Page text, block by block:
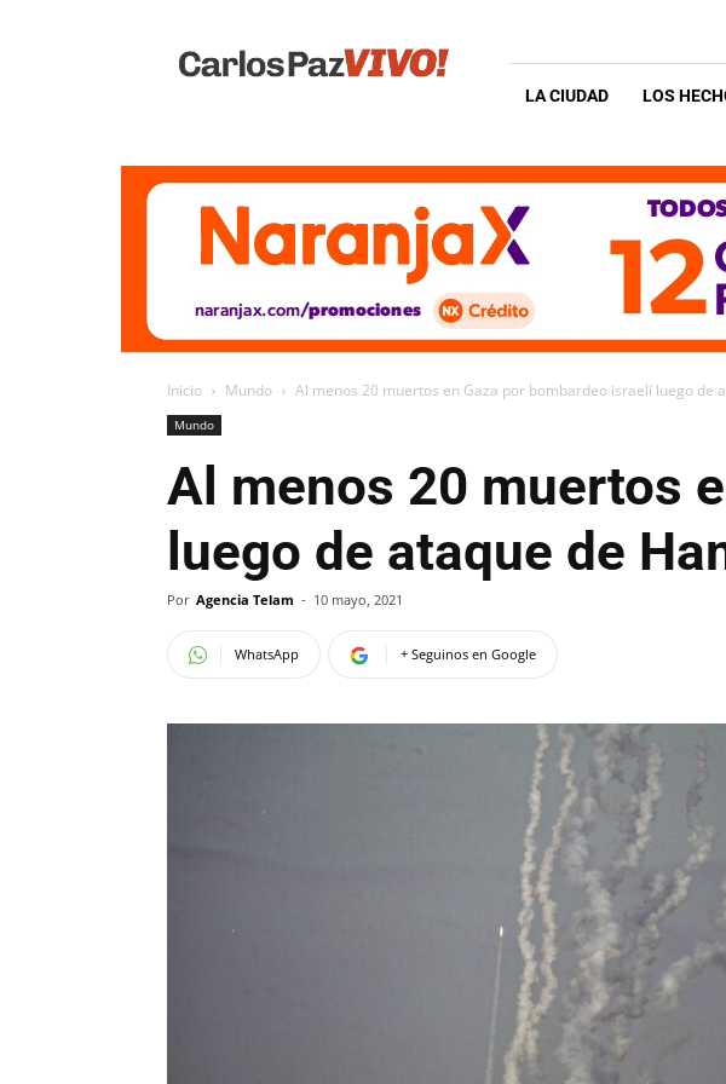
Vivo
LA CIUDAD LOS
Inicio Mundo Al menos 20 muertos en Gaza por bombardeo israelí luego de
Mundo
Al menos 20 muertos
luego de ataque de
Por Agencia Telam - 10 mayo, 2021
WhatsApp + Seguinos en Google